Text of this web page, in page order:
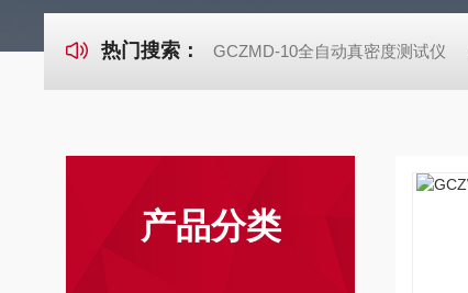
热门搜索： GCZMD-10全自动真密度测试仪
产品分类